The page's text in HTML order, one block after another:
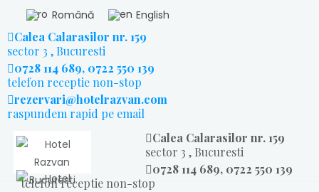
Română English
Calea Calarasilor nr. 159
sector 3 , Bucuresti
0728 114 689, 0722 550 139
telefon receptie non-stop
rezervari@hotelrazvan.com
raspundem rapid pe email
Calea Calarasilor nr. 159
sector 3 , Bucuresti
0728 114 689, 0722 550 139
telefon receptie non-stop